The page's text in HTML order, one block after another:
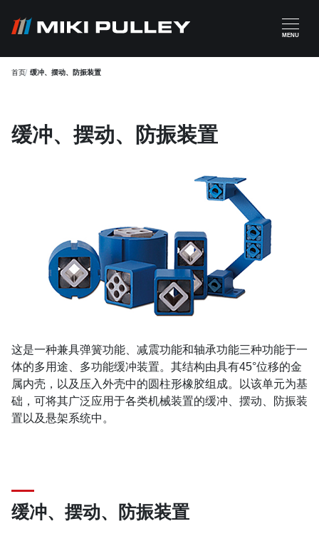
MENU
首页 缓冲、摆动、防振装置
缓冲、摆动、防振装置
这是一种兼具弹簧功能、减震功能和轴承功能三种功能于一
体的多用途、多功能缓冲装置。其结构由具有45°位移的金
属内壳，以及压入外壳中的圆柱形橡胶组成。以该单元为基
础，可将其广泛应用于各类机械装置的缓冲、摆动、防振装
置以及悬架系统中。
缓冲、摆动、防振装置